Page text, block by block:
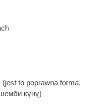
to poprawna forma,
күнү)